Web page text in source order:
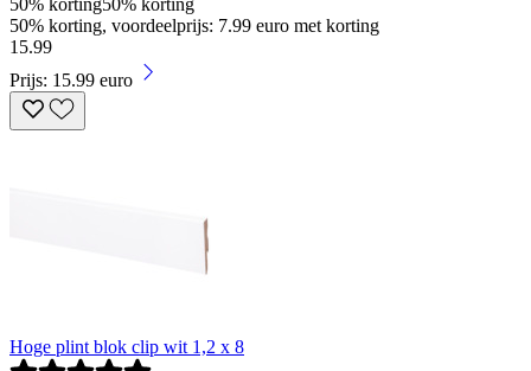
50% korting, voordeelprijs: 7.99 euro met korting
15.99
Prijs: 15.99 euro
Hoge plint blok clip wit 1,2 x 8